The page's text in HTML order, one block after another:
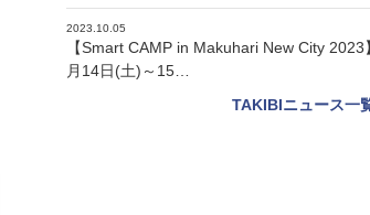
2023.10.05
【Smart CAMP in Makuhari New City 2023
月14日(土)～15…
TAKIBIニュース一